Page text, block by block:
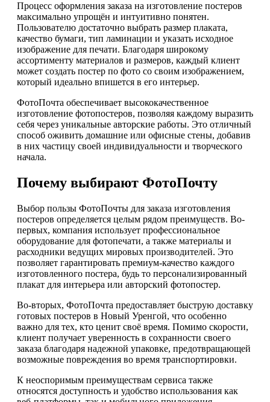
Процесс оформления заказа на изготовление постеров
максимально упрощён и интуитивно понятен.
Пользователю достаточно выбрать размер плаката,
качество бумаги, тип ламинации и указать исходное
изображение для печати. Благодаря широкому
ассортименту материалов и размеров, каждый клиент
может создать постер по фото со своим изображением,
который идеально впишется в его интерьер.
ФотоПочта обеспечивает высококачественное
изготовление фотопостеров, позволяя каждому выразить
себя через уникальные авторские работы. Это отличный
способ оживить домашние или офисные стены, добавив
в них частицу своей индивидуальности и творческого
начала.
Почему выбирают ФотоПочту
Выбор пользы ФотоПочты для заказа изготовления
постеров определяется целым рядом преимуществ. Во-
первых, компания использует профессиональное
оборудование для фотопечати, а также материалы и
расходники ведущих мировых производителей. Это
позволяет гарантировать премиум-качество каждого
изготовленного постера, будь то персонализированный
плакат для интерьера или авторский фотопостер.
Во-вторых, ФотоПочта предоставляет быструю доставку
готовых постеров в Новый Уренгой, что особенно
важно для тех, кто ценит своё время. Помимо скорости,
клиент получает уверенность в сохранности своего
заказа благодаря надежной упаковке, предотвращающей
возможные повреждения во время транспортировки.
К неоспоримым преимуществам сервиса также
относятся доступность и удобство использования как